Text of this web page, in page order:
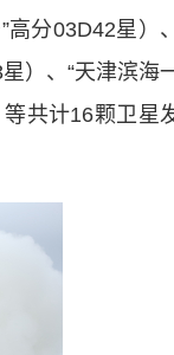
分03D42星）、
）、“天津滨海
等共计16颗卫星